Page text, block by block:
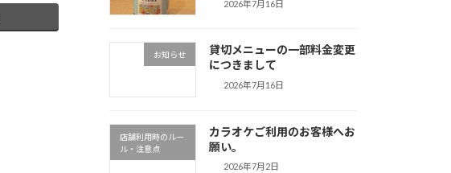
2026年7月16日
お知らせ
貸切メニューの一部料金変更
につきまして
2026年7月16日
店舗利用時のルー
ル・注意点
カラオケご利用のお客様へお
願い。
2026年7月2日